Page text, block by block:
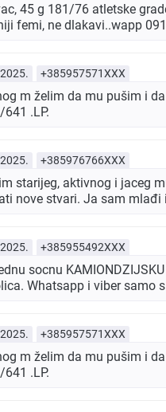
45 g 181/76 atletske
femi, ne dlakavi..wapp
+385957571XXX
m želim da mu pušim i
.LP.
+385976766XXX
starijeg, aktivnog i jaceg
nove stvari. Ja sam mlađi
+385955492XXX
socnu
Whatsapp i viber samo
+385957571XXX
m želim da mu pušim i
.LP.